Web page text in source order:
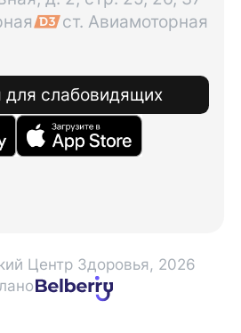
ст. Авиамоторная
для слабовидящих
Центр Здоровья, 2026